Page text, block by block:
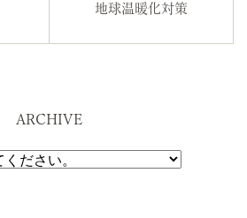
地球温暖化対策
ARCHIVE